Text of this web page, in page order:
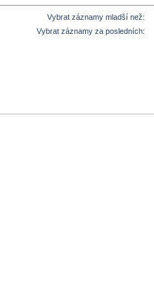
Vybrat záznamy mladší než:
Vybrat záznamy za posledních: